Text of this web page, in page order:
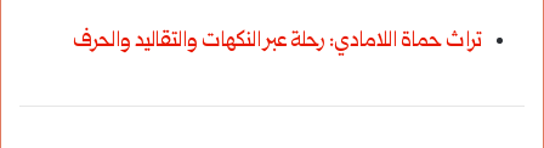
تراث حماة اللامادي: رحلة عبر النكهات والتقاليد والحرف